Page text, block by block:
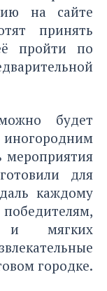
на сайте
принять
пройти по
будет
мероприятия
для
каждому
и мягких
городке.